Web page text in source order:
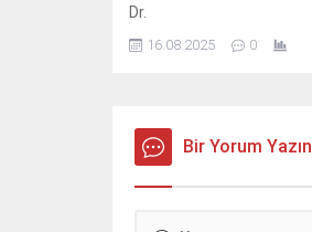
Dr.
16.08.2025 0
Bir Yorum Yazın